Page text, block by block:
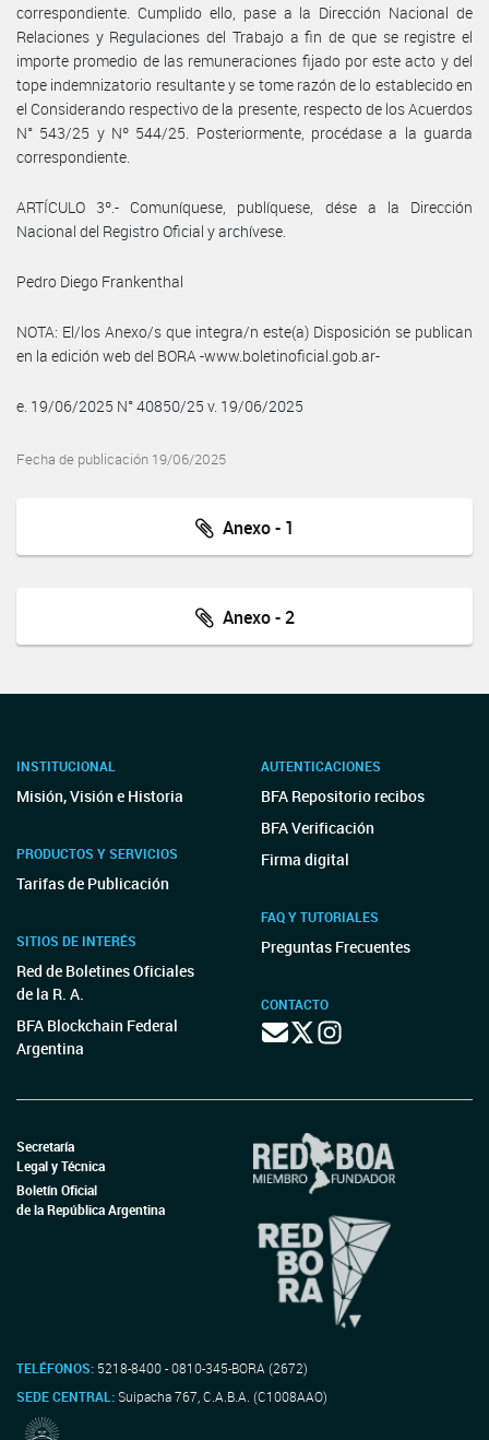
correspondiente. Cumplido ello, pase a la Dirección Nacional de
Relaciones y Regulaciones del Trabajo a fin de que se registre el
importe promedio de las remuneraciones fijado por este acto y del
tope indemnizatorio resultante y se tome razón de lo establecido en
el Considerando respectivo de la presente, respecto de los Acuerdos
N° 543/25 y Nº 544/25. Posteriormente, procédase a la guarda
correspondiente.
ARTÍCULO 3º.- Comuníquese, publíquese, dése a la Dirección
Nacional del Registro Oficial y archívese.
Pedro Diego Frankenthal
NOTA: El/los Anexo/s que integra/n este(a) Disposición se publican
en la edición web del BORA -www.boletinoficial.gob.ar-
e. 19/06/2025 N° 40850/25 v. 19/06/2025
Fecha de publicación 19/06/2025
Anexo - 1
Anexo - 2
INSTITUCIONAL
Misión, Visión e Historia
PRODUCTOS Y SERVICIOS
Tarifas de Publicación
SITIOS DE INTERÉS
Red de Boletines Oficiales
de la R. A.
BFA Blockchain Federal
Argentina
AUTENTICACIONES
BFA Repositorio recibos
BFA Verificación
Firma digital
FAQ Y TUTORIALES
Preguntas Frecuentes
CONTACTO
Secretaría
Legal y Técnica
Boletín Oficial
de la República Argentina
TELÉFONOS: 5218-8400 - 0810-345-BORA (2672)
SEDE CENTRAL:Suipacha 767, C.A.B.A. (C1008AAO)